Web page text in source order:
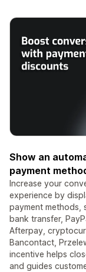
Show an
payment
Increase your
experience by
payment methods,
bank transfer,
Afterpay,
Bancontact,
incentive helps
and guides